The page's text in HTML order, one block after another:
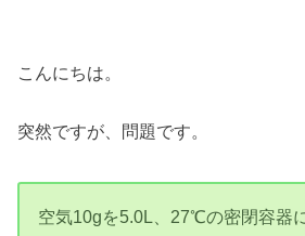
こんにちは。
突然ですが、問題です。
空気10gを5.0L、27℃の密閉容器